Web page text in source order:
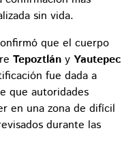
sin vida.
que el cuerpo
Tepoztlán y Yautepec
fue dada a
que autoridades
en una zona de difícil
durante las